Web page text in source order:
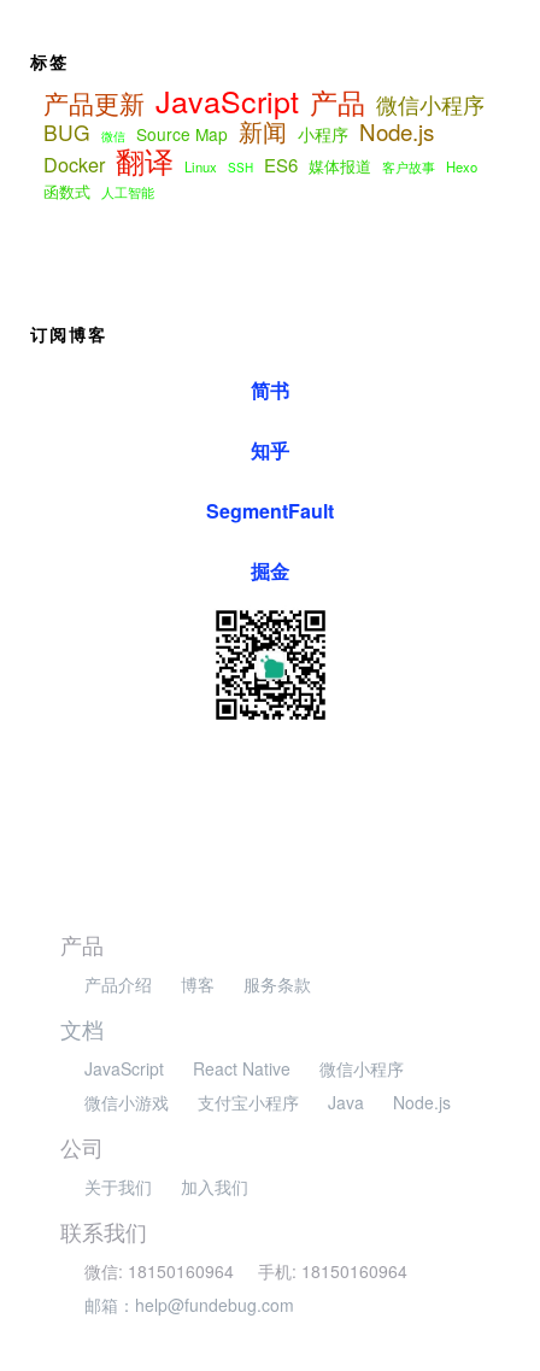
标签
产品更新 JavaScript 产品 微信小程序
BUG
微信 Source Map 新闻 小程序 Node.js
Docker 翻译 Linux SSH ES6 媒体报道 客户故事 Hexo
函数式 人工智能
订阅博客
简书
知乎
SegmentFault
掘金
产品
产品介绍 博客 服务条款
文档
JavaScript React Native
微信小程序
微信小游戏
支付宝小程序 Java Node.js
公司
关于我们 加入我们
联系我们
微信: 18150160964
手机: 18150160964
邮箱：help@fundebug.com